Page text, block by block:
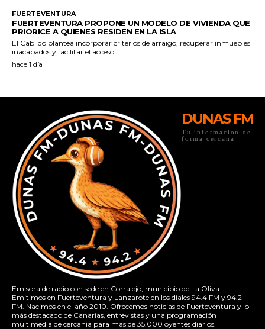
DUNAS FM
Tu informacion de
forma cercana
Emisora de radio con sede en Corralejo, municipio de La Oliva.
Emitimos en Fuerteventura y Lanzarote en los diales 94.4 FM y 94.2
FM. Nacimos en el año 2010. Ofrecemos noticias de Fuerteventura y lo
más destacado de Canarias, entrevistas y una programación
multimedia de cercanía para más de 35.000 oyentes diarios.